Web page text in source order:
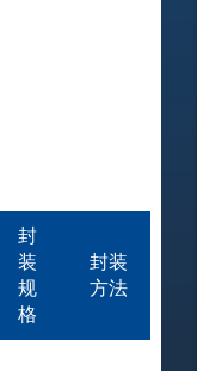
封
装
规
格
封装
方法